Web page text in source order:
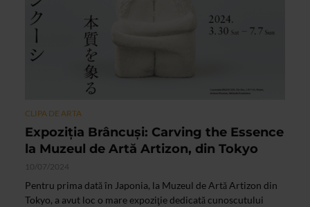
CLIPA DE ARTA
Expoziţia Brâncuși: Carving the Essence
la Muzeul de Artă Artizon, din Tokyo
10/07/2024
Pentru prima dată în Japonia, la Muzeul de Artă Artizon din
Tokyo, a avut loc o mare expoziţie dedicată cunoscutului